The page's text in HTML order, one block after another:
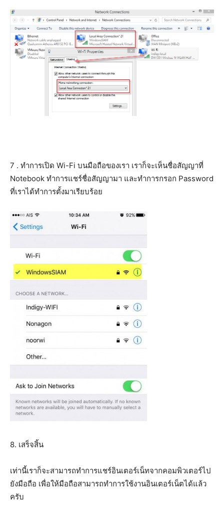
7 . ทำการเปิด Wi-Fi บนมือถือของเรา เราก็จะเห็นชื่อสัญญาที่
Notebook ทำการแชร์ชื่อสัญญามา และทำการกรอก Password
ที่เราได้ทำการตั้งมาเรียบร้อย
8. เสร็จสิ้น
เท่านี้เราก็จะสามารถทำการแชร์อินเตอร์เน็ทจากคอมพิวเตอร์ไป
ยังมือถือ เพื่อให้มือถือสามารถทำการใช้งานอินเตอร์เน็ตได้แล้ว
ครับ